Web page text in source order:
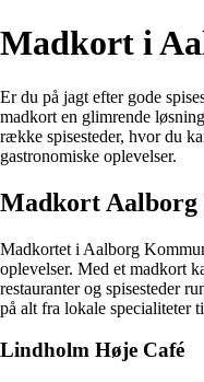
Madkort i
Er du på jagt efter gode
madkort en glimrende
række spisesteder, hvor du
gastronomiske oplevelser.
Madkort Aalborg
Madkortet i Aalborg
oplevelser. Med et madkort
restauranter og spisesteder
på alt fra lokale specialiteter
Lindholm Høje Café